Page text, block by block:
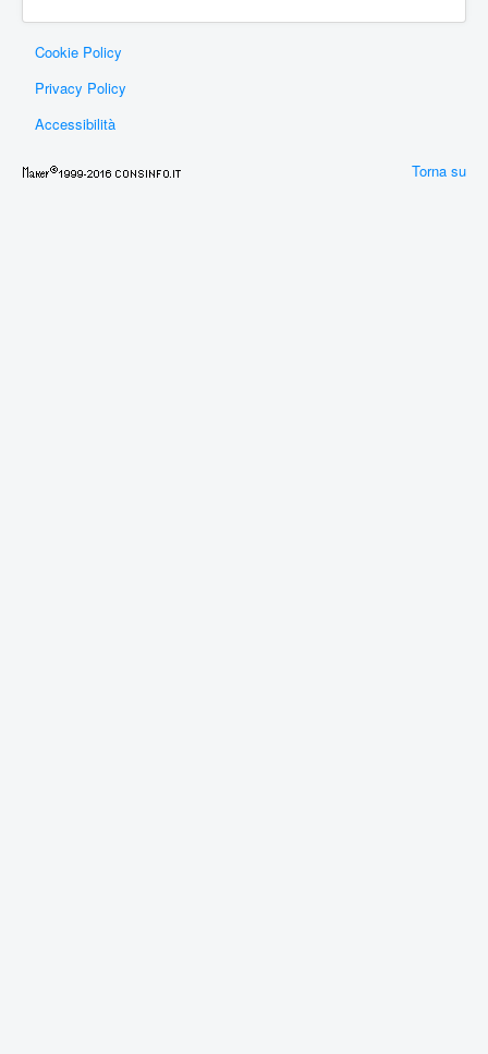
Cookie Policy
Privacy Policy
Accessibilità
Torna su